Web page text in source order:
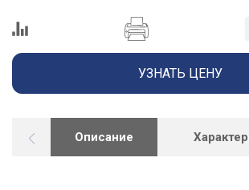
УЗНАТЬ ЦЕНУ
Описание